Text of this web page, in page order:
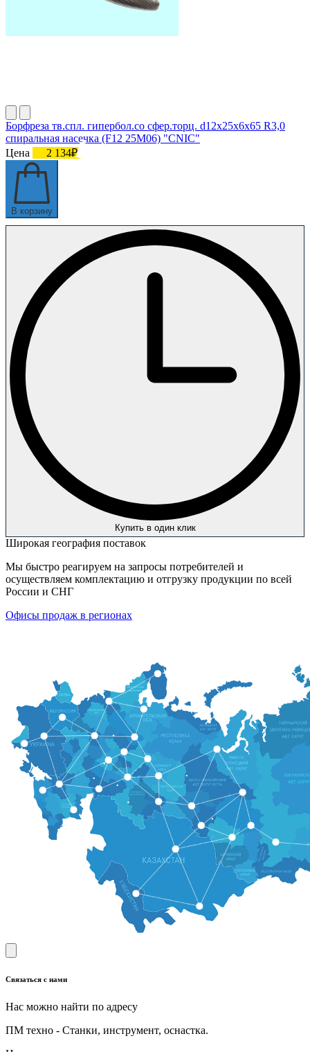
Борфреза тв.спл. гипербол.со сфер.торц. d12х25х6х65 R3,0
спиральная насечка (F12 25М06) "CNIC"
Цена
2 134₽
В корзину
Купить в один клик
Широкая география поставок
Мы быстро реагируем на запросы потребителей и
осуществляем комплектацию и отгрузку продукции по всей
России и СНГ
Офисы продаж в регионах
Связаться с нами
Нас можно найти по адресу
ПМ техно - Станки, инструмент, оснастка.